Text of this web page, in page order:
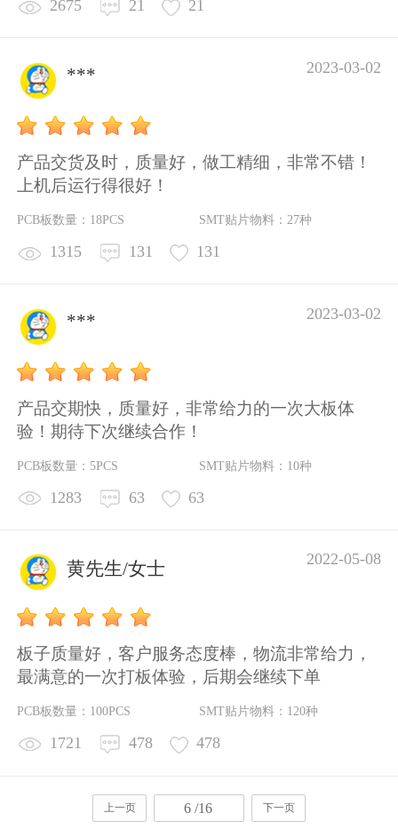
2675 21 21
*** 2023-03-02
产品交货及时，质量好，做工精细，非常不错！
上机后运行得很好！
PCB板数量：18PCS SMT贴片物料：27种
1315 131 131
*** 2023-03-02
产品交期快，质量好，非常给力的一次大板体
验！期待下次继续合作！
PCB板数量：5PCS SMT贴片物料：10种
1283 63 63
黄先生/女士 2022-05-08
板子质量好，客户服务态度棒，物流非常给力，
最满意的一次打板体验，后期会继续下单
PCB板数量：100PCS SMT贴片物料：120种
1721 478 478
上一页 6 /16 下一页